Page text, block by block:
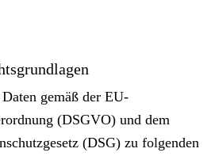
gemäß der EU-
(DSGVO) und dem
(DSG) zu folgenden